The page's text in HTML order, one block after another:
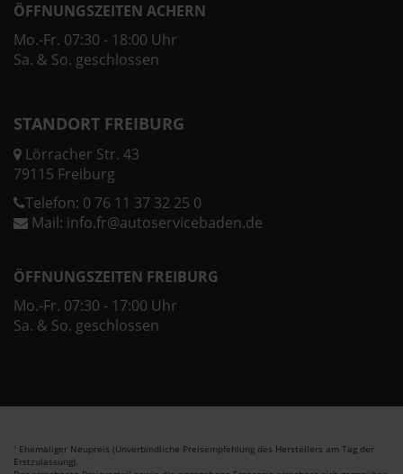
ÖFFNUNGSZEITEN ACHERN
Mo.-Fr. 07:30 - 18:00 Uhr
Sa. & So. geschlossen
STANDORT FREIBURG
Lörracher Str. 43
79115 Freiburg
Telefon: 0 76 11 37 32 25 0
Mail: info.fr@autoservicebaden.de
ÖFFNUNGSZEITEN FREIBURG
Mo.-Fr. 07:30 - 17:00 Uhr
Sa. & So. geschlossen
1 Ehemaliger Neupreis (Unverbindliche Preisempfehlung des Herstellers am Tag der
Erstzulassung).